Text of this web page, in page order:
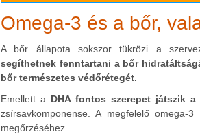
Omega-3 és a bőr,
A bőr állapota sokszor tükrözi a
segíthetnek fenntartani a bőr
bőr természetes védőrétegét.
Emellett a DHA fontos szerepet játszik a
zsírsavkomponense. A megfelelő
megőrzéséhez.